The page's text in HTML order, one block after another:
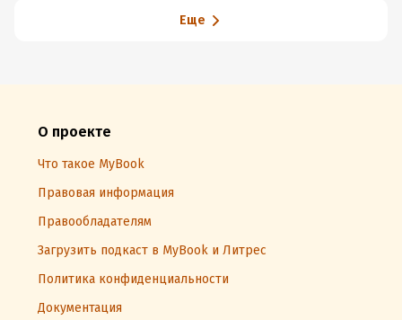
Еще
О проекте
Что такое MyBook
Правовая информация
Правообладателям
Загрузить подкаст в MyBook и Литрес
Политика конфиденциальности
Документация